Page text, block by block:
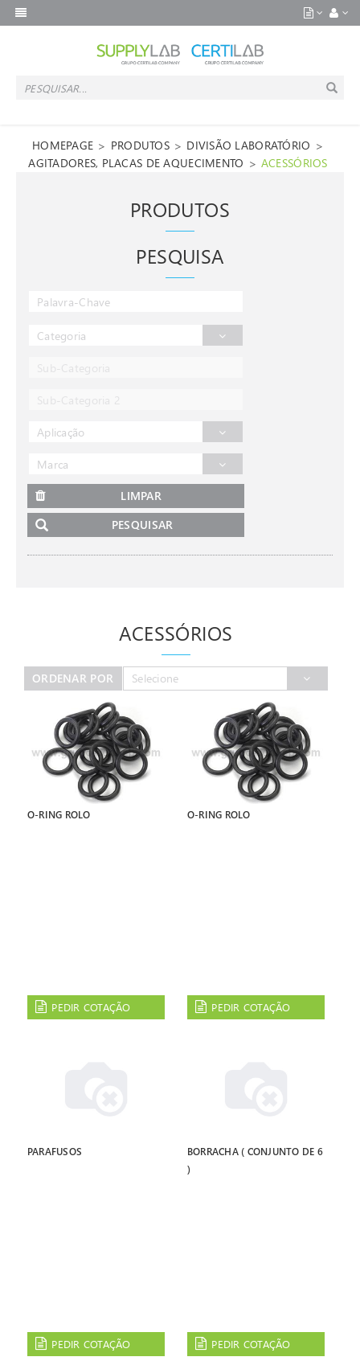
HOMEPAGE > PRODUTOS > DIVISÃO LABORATÓRIO >
AGITADORES, PLACAS DE AQUECIMENTO > ACESSÓRIOS
PRODUTOS
PESQUISA
Categoria
Aplicação
Marca
LIMPAR
PESQUISAR
ACESSÓRIOS
ORDENAR POR Selecione
O-RING ROLO
PEDIR COTAÇÃO
O-RING ROLO
PEDIR COTAÇÃO
PARAFUSOS
PEDIR COTAÇÃO
BORRACHA ( CONJUNTO DE 6
)
PEDIR COTAÇÃO